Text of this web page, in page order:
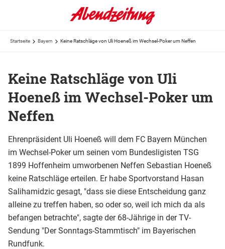
Startseite Bayern Keine Ratschläge von Uli Hoeneß im Wechsel-Poker um Neffen
Keine Ratschläge von Uli
Hoeneß im Wechsel-Poker um
Neffen
Ehrenpräsident Uli Hoeneß will dem FC Bayern München
im Wechsel-Poker um seinen vom Bundesligisten TSG
1899 Hoffenheim umworbenen Neffen Sebastian Hoeneß
keine Ratschläge erteilen. Er habe Sportvorstand Hasan
Salihamidzic gesagt, "dass sie diese Entscheidung ganz
alleine zu treffen haben, so oder so, weil ich mich da als
befangen betrachte", sagte der 68-Jährige in der TV-
Sendung "Der Sonntags-Stammtisch" im Bayerischen
Rundfunk.